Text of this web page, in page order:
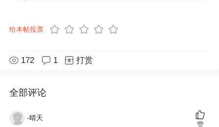
给本帖投票
172 1 打赏
全部评论
-晴天
赞